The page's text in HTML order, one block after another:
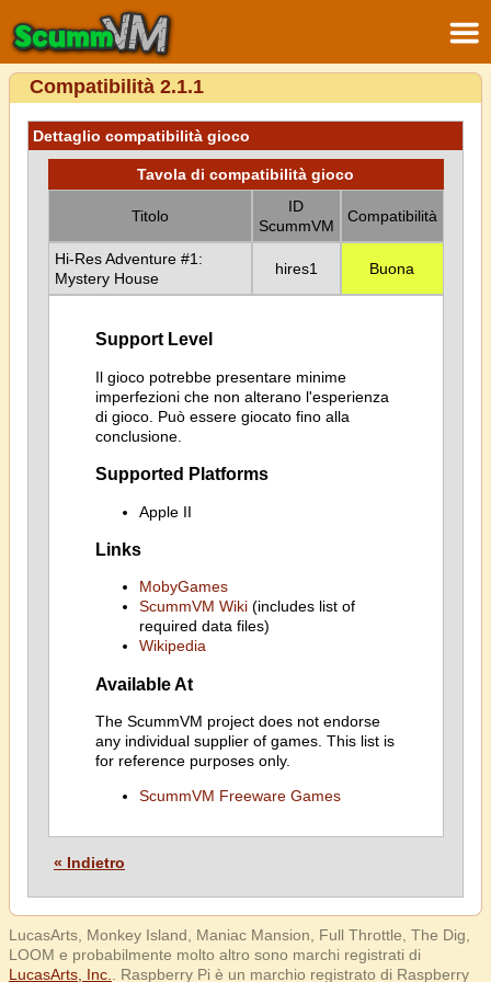
Compatibilità 2.1.1
Dettaglio compatibilità gioco
Tavola di compatibilità gioco
Titolo
ID
ScummVM
Compatibilità
Hi-Res Adventure #1:
Mystery House
hires1 Buona
Support Level
Il gioco potrebbe presentare minime
imperfezioni che non alterano l'esperienza
di gioco. Può essere giocato fino alla
conclusione.
Supported Platforms
Apple II
Links
MobyGames
ScummVM Wiki(includes list of
required data files)
Wikipedia
Available At
The ScummVM project does not endorse
any individual supplier of games. This list is
for reference purposes only.
ScummVM Freeware Games
« Indietro
LucasArts, Monkey Island, Maniac Mansion, Full Throttle, The Dig,
LOOM e probabilmente molto altro sono marchi registrati di
LucasArts, Inc.
. Raspberry Pi è un marchio registrato di Raspberry